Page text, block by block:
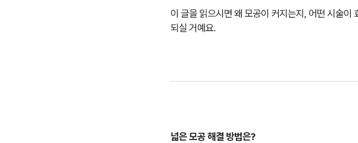
이 글을 읽으시면 왜 모공이 커지는지, 어떤 시술이
되실 거예요.
넓은 모공 해결 방법은?